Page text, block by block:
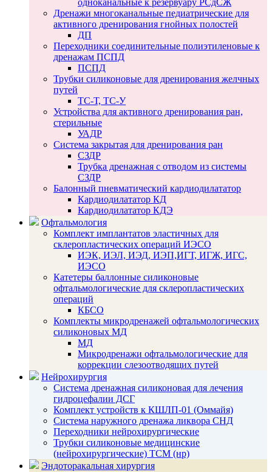
одноканальные к резервуару РСдСЖ
Дренажи многоканальные педиатрические для
активного дренирования гнойных полостей
ДП
Переходники соединительные полиэтиленовые к
дренажам ПСПД
ПСПД
Трубки силиконовые для дренирования желчных
путей
ТС-Т, ТС-У
Устройства для активного дренирования ран,
стерильные
УАДР
Система закрытая для дренирования ран
СЗДР
Трубка дренажная с отводом из системы
СЗДР
Балонный пневматический кардиодилататор
Кардиодилататор КД
Кардиодилататор КДЭ
Офтальмология
Комплект имплантатов эластичных для
склеропластических операций ИЭСО
ИЭК, ИЭЛ, ИЭД, ИЭП,ИГТ, ИГЖ, ИГС,
ИЭСО
Катетеры баллонные силиконовые
офтальмологические для склеропластических
операций
КБСО
Комплекты микродренажей офтальмологических
силиконовых МД
МД
Микродренажи офтальмологические для
коррекции слезоотводящих путей
Нейрохирургия
Система дренажная силиконовая для лечения
гидроцефалии ДСГ
Комплект устройств к КШЛП-01 (Оммайя)
Система наружного дренажа ликвора СНД
Переходники нейрохирургические
Трубки силиконовые медицинские
(нейрохирургические) ТСМ (нр)
Эндоторакальная хирургия